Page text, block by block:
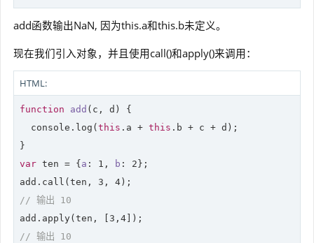
add函数输出NaN, 因为this.a和this.b未定义。
现在我们引入对象，并且使用call()和apply()来调用：
HTML:
function add ( c, d ) {
console .log( this .a + this .b + c + d);
var ten = { a : 1 , b : 2 };
add.call(ten, 3 , 4
// 输出 10
add.apply(ten, [ 3 , 4
// 输出 10